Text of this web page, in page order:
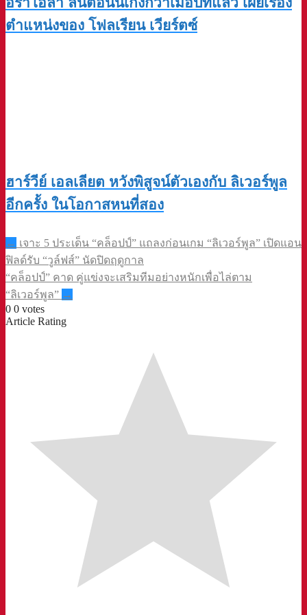
ตำแหน่งของ โฟลเรียน เวียร์ตซ์
ฮาร์วีย์ เอลเลียต หวังพิสูจน์ตัวเองกับ ลิเวอร์พูล
อีกครั้ง ในโอกาสหนที่สอง
Post
navigation
← เจาะ 5 ประเด็น “คล็อปป์” แถลงก่อนเกม “ลิเวอร์พูล” เปิดแอน
ฟิลด์รับ “วูล์ฟส์” นัดปิดฤดูกาล⁣
“คล็อปป์” คาด คู่แข่งจะเสริมทีมอย่างหนักเพื่อไล่ตาม
“ลิเวอร์พูล”⁣ →
0 0 votes
Article Rating